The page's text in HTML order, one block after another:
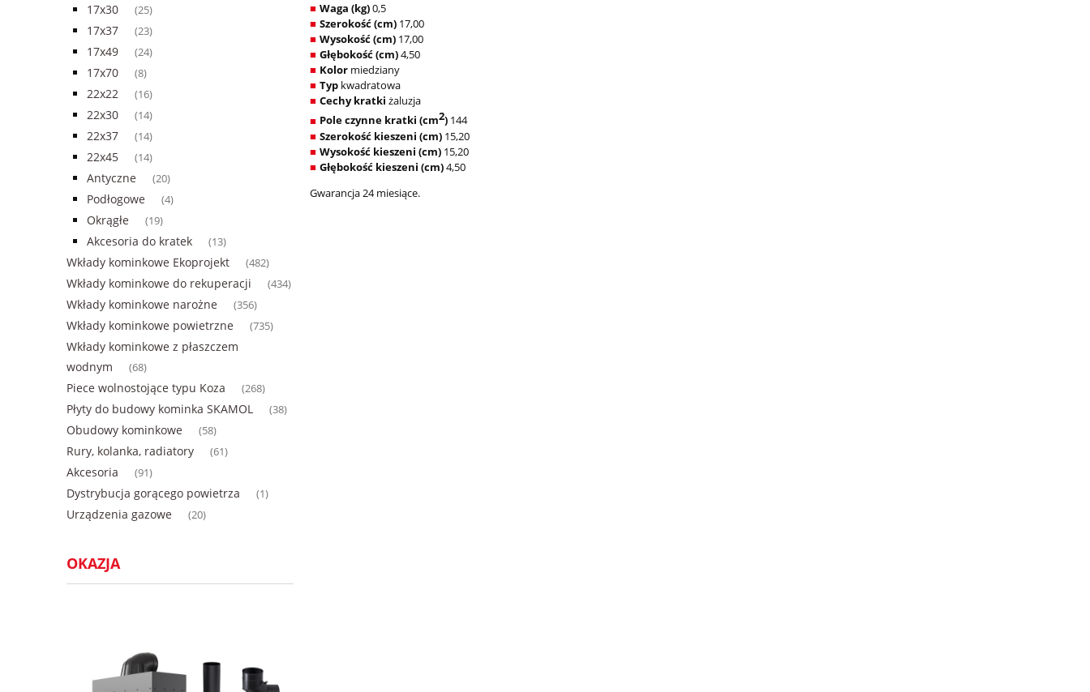
17x30 (25)
17x37 (23)
17x49 (24)
17x70 (8)
22x22 (16)
22x30 (14)
22x37 (14)
22x45 (14)
Antyczne (20)
Podłogowe (4)
Okrągłe (19)
Akcesoria do kratek (13)
Wkłady kominkowe Ekoprojekt (482)
Wkłady kominkowe do rekuperacji (434)
Wkłady kominkowe narożne (356)
Wkłady kominkowe powietrzne (735)
Wkłady kominkowe z płaszczem
wodnym
(68)
Piece wolnostojące typu Koza (268)
Płyty do budowy kominka SKAMOL (38)
Obudowy kominkowe (58)
Rury, kolanka, radiatory (61)
Akcesoria (91)
Dystrybucja gorącego powietrza (1)
Urządzenia gazowe (20)
OKAZJA
■ Waga (kg)0,5
■ Szerokość (cm) 17,00
■ Wysokość (cm) 17,00
■ Głębokość (cm)4,50
■ Kolor miedziany
■ Typ kwadratowa
■ Cechy kratki żaluzja
■ Pole czynne kratki (cm2) 144
■ Szerokość kieszeni (cm) 15,20
■ Wysokość kieszeni (cm) 15,20
■ Głębokość kieszeni (cm)4,50
Gwarancja 24 miesiące.